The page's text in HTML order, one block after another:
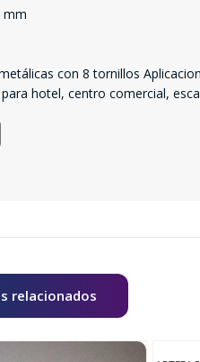
mm
con 8 tornillos
hotel, centro comercial,
relacionados